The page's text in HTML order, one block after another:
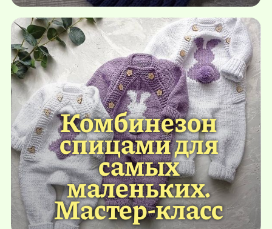
Комбинезон
спицами для
самых
маленьких.
Мастер-класс